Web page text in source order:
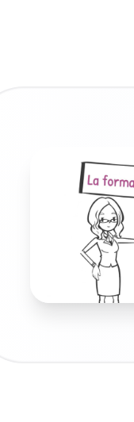
BANDEAU